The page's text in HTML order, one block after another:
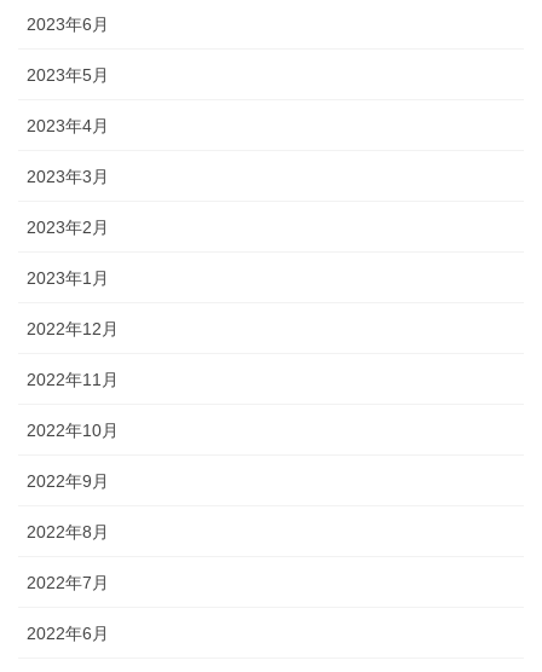
2023年6月
2023年5月
2023年4月
2023年3月
2023年2月
2023年1月
2022年12月
2022年11月
2022年10月
2022年9月
2022年8月
2022年7月
2022年6月